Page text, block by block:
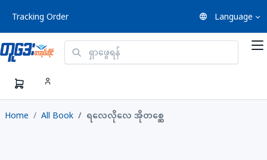
Tracking Order Language
Home All Book ရလေလိုလေ အိုတစ္ဆေ